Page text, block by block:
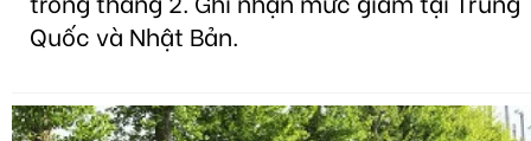
Quốc và Nhật Bản.